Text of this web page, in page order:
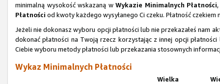
minimalną wysokość wskazaną wWykazie Minimalnych Płatności
Płatności od kwoty każdego wysyłanego Ci czeku. Płatność czekiem
Jeżeli nie dokonasz wyboru opcji płatności lub nie przekazałeś nam
dokonać płatności na Twoją rzecz korzystając z innej opcji
Ciebie wyboru metody płatności lub przekazania stosownych
Wykaz Minimalnych Płatności
Wielka